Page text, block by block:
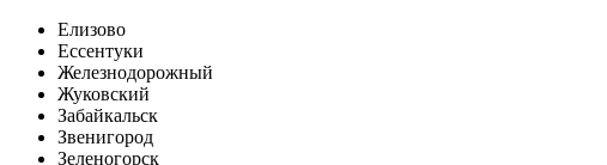
Елизово
Ессентуки
Железнодорожный
Жуковский
Забайкальск
Звенигород
Зеленогорск